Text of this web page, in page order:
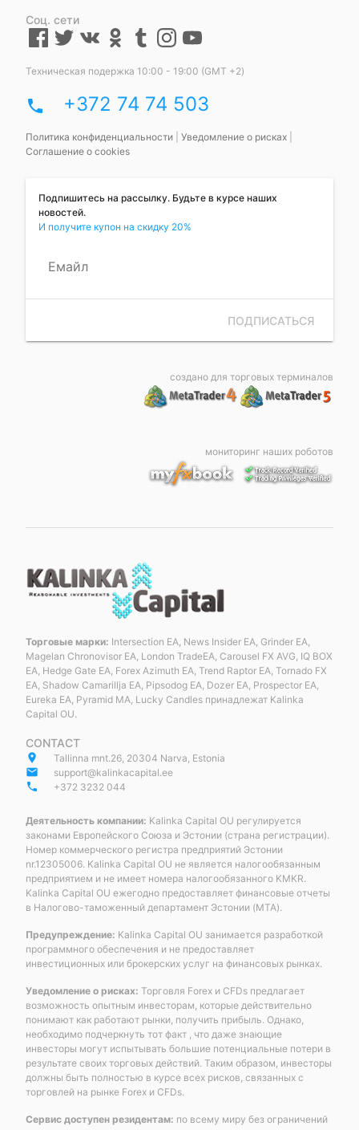
Соц. сети
Техническая подержка 10:00 - 19:00 (GMT +2)
phone +372 74 74 503
Политика конфиденциальности Уведомление о рисках
Соглашение о cookies
Подпишитесь на рассылку. Будьте в курсе наших
новостей.
И получите купон на скидку 20%
Емайл
ПОДПИСАТЬСЯ
создано для торговых терминалов
мониторинг наших роботов
Торговые марки: Intersection EA, News Insider EA, Grinder EA,
Magelan Chronovisor EA, London TradeEA, Carousel FX AVG, IQ BOX
EA, Hedge Gate EA, Forex Azimuth EA, Trend Raptor EA, Tornado FX
EA, Shadow Camarillja EA, Pipsodog EA, Dozer EA, Prospector EA,
Eureka EA, Pyramid MA, Lucky Candles принадлежат Kalinka
Capital OU.
CONTACT
place Tallinna mnt.26, 20304 Narva, Estonia
email support@kalinkacapital.ee
phone +372 3232 044
Деятельность компании: Kalinka Capital OU регулируется
законами Европейского Союза и Эстонии (страна регистрации).
Номер коммерческого регистра предприятий Эстонии
nr.12305006. Kalinka Capital OU не является налогообязанным
предприятием и не имеет номера налогообязанного KMKR.
Kalinka Capital OU ежегодно предоставляет финансовые отчеты
в Налогово-таможенный департамент Эстонии (MTA).
Предупреждение: Kalinka Capital OU занимается разработкой
программного обеспечения и не предоставляет
инвестиционных или брокерских услуг на финансовых рынках.
Уведомление о рисках: Торговля Forex и CFDs предлагает
возможность опытным инвесторам, которые действительно
понимают как работают рынки, получить прибыль. Однако,
необходимо подчеркнуть тот факт , что даже знающие
инвесторы могут испытывать большие потенциальные потери в
результате своих торговых действий. Таким образом, инвесторы
должны быть полностью в курсе всех рисков, связанных с
торговлей на рынке Forex и CFDs.
Сервис доступен резидентам: по всему миру без ограничений